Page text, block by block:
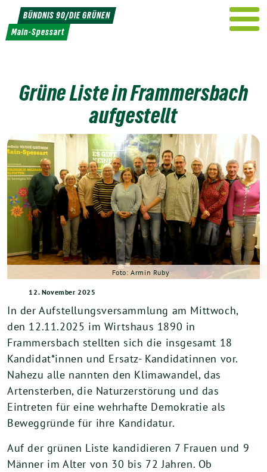
Weiter
zum
Inhalt
BÜNDNIS 90/DIE GRÜNEN
Main-Spessart
Grüne Liste in Frammersbach
aufgestellt
Foto: Armin Ruby
12. November 2025
In der Aufstellungsversammlung am Mittwoch,
den 12.11.2025 im Wirtshaus 1890 in
Frammersbach stellten sich die insgesamt 18
Kandidat*innen und Ersatz- Kandidatinnen vor.
Nahezu alle nannten den Klimawandel, das
Artensterben, die Naturzerstörung und das
Eintreten für eine wehrhafte Demokratie als
Beweggründe für ihre Kandidatur.
Auf der grünen Liste kandidieren 7 Frauen und 9
Männer im Alter von 30 bis 72 Jahren. Ob